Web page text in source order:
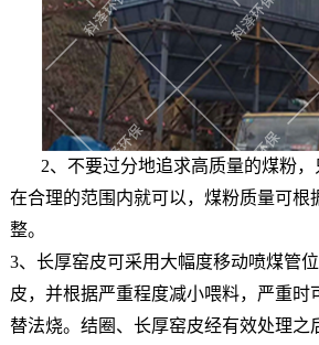
2、不要过分地追求高质量的煤粉
在合理的范围内就可以，煤粉质量可根
整。
3、长厚窑皮可采用大幅度移动喷煤管
皮，并根据严重程度减小喂料，严重时
替法烧。结圈、长厚窑皮经有效处理之